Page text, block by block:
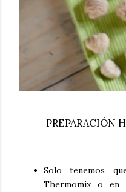
PREPARACIÓN
Solo tenemos
Thermomix o en